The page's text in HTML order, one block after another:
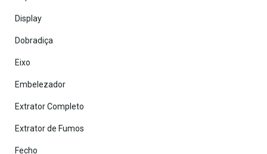
Display
Dobradiça
Eixo
Embelezador
Extrator Completo
Extrator de Fumos
Fecho